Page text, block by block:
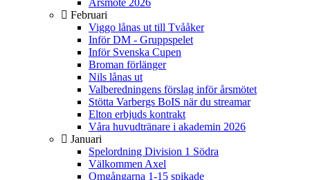
Februari
Viggo lånas ut till Tvååker
Inför DM - Gruppspelet
Inför Svenska Cupen
Broman förlänger
Nils lånas ut
Valberedningens förslag inför årsmötet
Stötta Varbergs BoIS när du streamar
Elton erbjuds kontrakt
Våra huvudtränare i akademin 2026
Januari
Spelordning Division 1 Södra
Välkommen Axel
Omgångarna 1-15 spikade